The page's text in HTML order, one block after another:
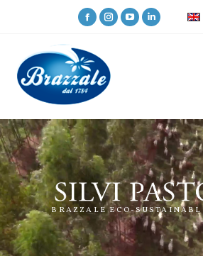
BRAZZALE ECO-